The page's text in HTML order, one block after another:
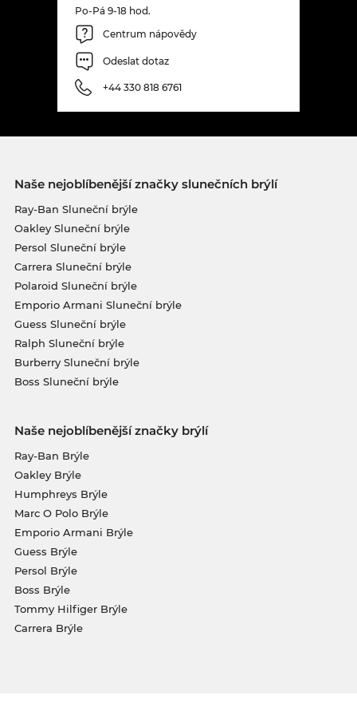
Po-Pá 9-18 hod.
Centrum nápovědy
Odeslat dotaz
+44 330 818 6761
Naše nejoblíbenější značky slunečních brýlí
Ray-Ban Sluneční brýle
Oakley Sluneční brýle
Persol Sluneční brýle
Carrera Sluneční brýle
Polaroid Sluneční brýle
Emporio Armani Sluneční brýle
Guess Sluneční brýle
Ralph Sluneční brýle
Burberry Sluneční brýle
Boss Sluneční brýle
Naše nejoblíbenější značky brýlí
Ray-Ban Brýle
Oakley Brýle
Humphreys Brýle
Marc O Polo Brýle
Emporio Armani Brýle
Guess Brýle
Persol Brýle
Boss Brýle
Tommy Hilfiger Brýle
Carrera Brýle